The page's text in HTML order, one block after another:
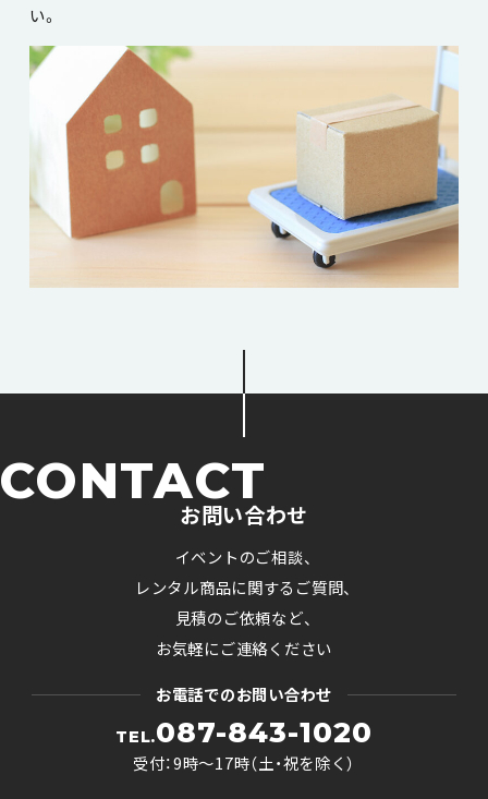
い。
CONTACT
お問い合わせ
イベントのご相談、
レンタル商品に関するご質問、
見積のご依頼など、
お気軽にご連絡ください
お電話でのお問い合わせ
TEL.087-843-1020
受付：9時〜17時（土・祝を除く）